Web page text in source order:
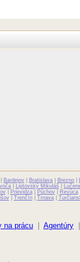
Bardejov Bratislava Brezno
| Liptovský Mikuláš
| Prievidza| Púchov| Revúca|
| Trenčín| Trnava|
na prácu Agentúry